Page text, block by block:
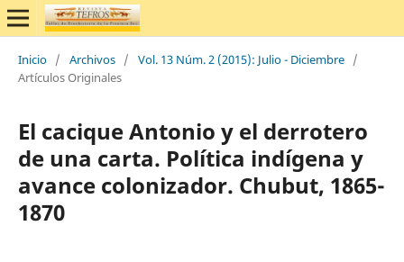
Inicio / Archivos / Vol. 13 Núm. 2 (2015): Julio - Diciembre /
Artículos Originales
El cacique Antonio y el derrotero
de una carta. Política indígena y
avance colonizador. Chubut, 1865-
1870